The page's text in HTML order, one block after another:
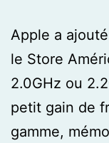
Apple a
le Store
2.0GHz ou
petit gain de
gamme,